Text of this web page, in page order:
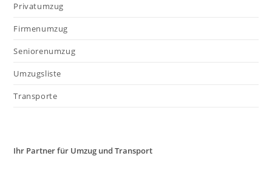
Privatumzug
Firmenumzug
Seniorenumzug
Umzugsliste
Transporte
Ihr Partner für Umzug und Transport